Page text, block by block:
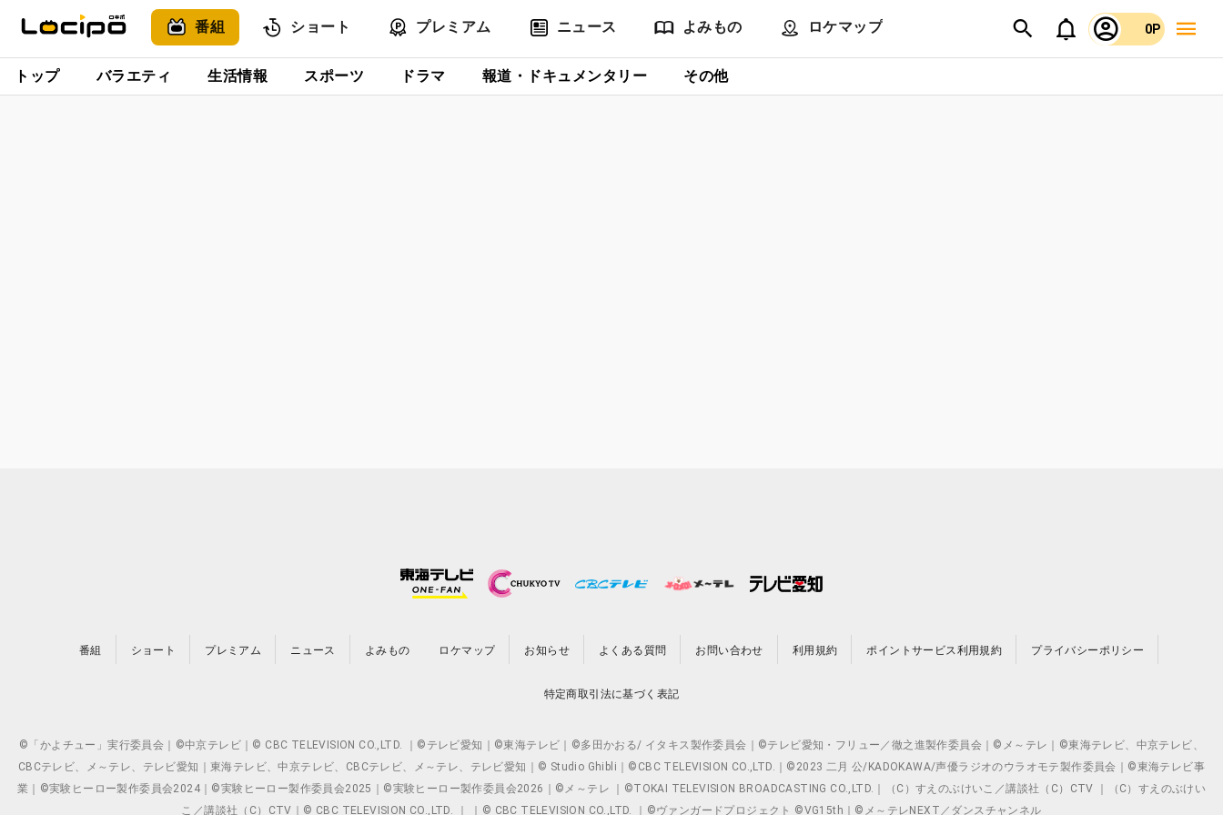
番組 ショート プレミアム ニュース よみもの ロケマップ 0P
トップ バラエティ 生活情報 スポーツ ドラマ 報道・ドキュメンタリー その他
番組 ショート プレミアム ニュース よみもの ロケマップ お知らせ よくある質問 お問い合わせ 利用規約 ポイントサービス利用規約 プライバシーポリシー
特定商取引法に基づく表記
©「かよチュー」実行委員会｜©中京テレビ｜© CBC TELEVISION CO.,LTD. ｜©テレビ愛知｜©東海テレビ｜©多田かおる/ イタキス製作委員会｜©テレビ愛知・フリュー／徹之進製作委員会｜©メ～テレ｜©東海テレビ、中京テレビ、
CBCテレビ、メ～テレ、テレビ愛知｜東海テレビ、中京テレビ、CBCテレビ、メ～テレ、テレビ愛知｜© Studio Ghibli｜©CBC TELEVISION CO.,LTD.｜©2023 二月 公/KADOKAWA/声優ラジオのウラオモテ製作委員会｜©東海テレビ事
業｜©実験ヒーロー製作委員会2024｜©実験ヒーロー製作委員会2025｜©実験ヒーロー製作委員会2026｜©メ～テレ ｜©TOKAI TELEVISION BROADCASTING CO.,LTD.｜（C）すえのぶけいこ／講談社（C）CTV ｜（C）すえのぶけい
こ／講談社（C）CTV｜© CBC TELEVISION CO.,LTD. ｜ ｜© CBC TELEVISION CO.,LTD. ｜©ヴァンガードプロジェクト ©VG15th｜©メ～テレNEXT／ダンスチャンネル